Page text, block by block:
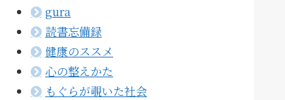
gura
読書忘備録
健康のススメ
心の整えかた
もぐらが覗いた社会